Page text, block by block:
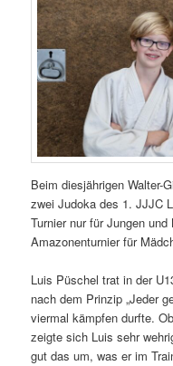
Beim diesjährigen Walter-
zwei Judoka des 1. JJJC
Turnier nur für Jungen
Amazonenturnier für
Luis Püschel trat in der
nach dem Prinzip „Jeder
viermal kämpfen durfte.
zeigte sich Luis sehr
gut das um, was er im